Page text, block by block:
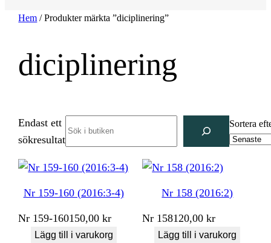
Hem / Produkter märkta ”diciplinering”
diciplinering
Endast ett
sökresultat
Sortera
Nr 159-160 (2016:3-4)
Nr 159-160150,00kr
Lägg till i varukorg
Nr 158 (2016:2)
Nr 158120,00kr
Lägg till i varukorg